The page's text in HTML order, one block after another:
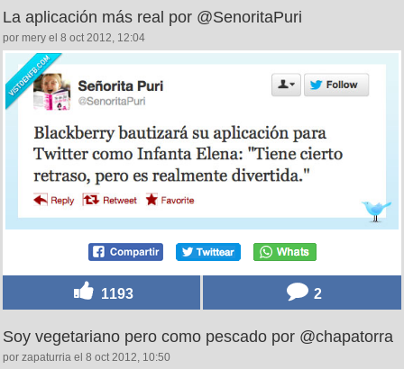
La aplicación más real por @SenoritaPuri
por mery el 8 oct 2012, 12:04
1193 2
Soy vegetariano pero como pescado por @chapatorra
por zapaturria el 8 oct 2012, 10:50